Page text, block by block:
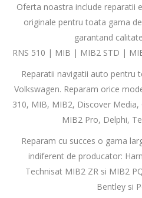
Oferta noastra include reparatii
originale pentru toata gama
garantand
RNS 510 | MIB | MIB2 STD |
Reparatii navigatii auto pentru
Volkswagen. Reparam orice
310, MIB, MIB2, Discover
MIB2 Pro, Delphi,
Reparam cu succes o gama
indiferent de producator:
Technisat MIB2 ZR si MIB2
Bentley si